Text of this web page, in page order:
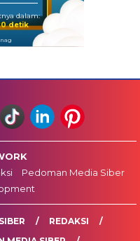
dalam:
detik
Pedoman Media Siber
REDAKSI